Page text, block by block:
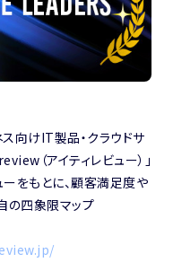
向けIT製品・クラウドサ
（アイティレビュー）」
ーをもとに、顧客満足度や
の四象限マップ